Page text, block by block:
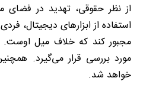
از نظر حقوقی، تهدید در
استفاده از ابزارهای دیجیتال،
مجبور کند که خلاف میل اوست.
مورد بررسی قرار می‌گیرد.
خواهد شد.